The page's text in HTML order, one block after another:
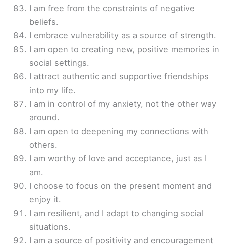
I am free from the constraints of negative
beliefs.
I embrace vulnerability as a source of strength.
I am open to creating new, positive memories in
social settings.
I attract authentic and supportive friendships
into my life.
I am in control of my anxiety, not the other way
around.
I am open to deepening my connections with
others.
I am worthy of love and acceptance, just as I
am.
I choose to focus on the present moment and
enjoy it.
I am resilient, and I adapt to changing social
situations.
I am a source of positivity and encouragement